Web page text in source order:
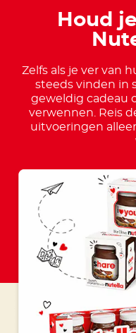
Houd
Zelfs als je ver van
steeds vinden in
geweldig cadeau
verwennen. Reis
uitvoeringen